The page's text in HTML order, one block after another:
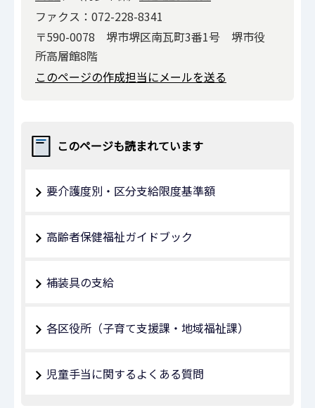
ファクス：072-228-8341
〒590-0078 堺市堺区南瓦町3番1号 堺市役
所高層館8階
このページの作成担当にメールを送る
このページも読まれています
要介護度別・区分支給限度基準額
高齢者保健福祉ガイドブック
補装具の支給
各区役所（子育て支援課・地域福祉課）
児童手当に関するよくある質問